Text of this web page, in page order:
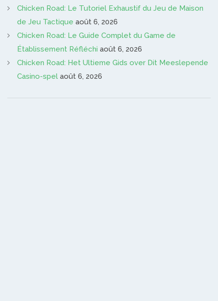
Chicken Road: Le Tutoriel Exhaustif du Jeu de Maison
de Jeu Tactique août 6, 2026
Chicken Road: Le Guide Complet du Game de
Établissement Réfléchi août 6, 2026
Chicken Road: Het Ultieme Gids over Dit Meeslepende
Casino-spel août 6, 2026